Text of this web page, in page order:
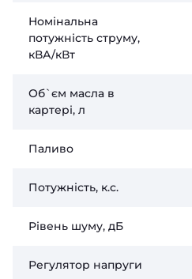
Номінальна
потужність струму,
кВА/кВт
Об`єм масла в
картері, л
Паливо
Потужність, к.с.
Рівень шуму, дБ
Регулятор напруги